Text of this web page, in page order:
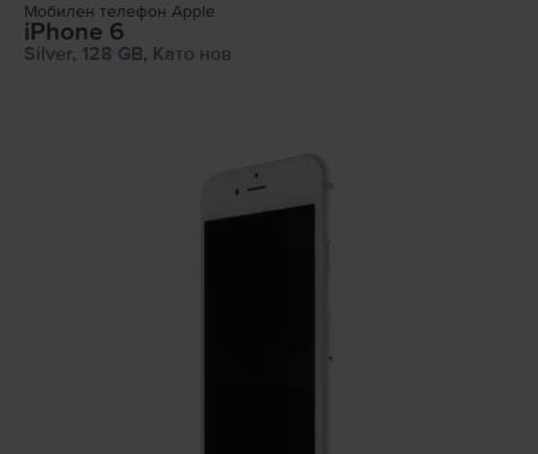
Мобилен телефон Apple
iPhone 6
Silver, 128 GB, Като нов